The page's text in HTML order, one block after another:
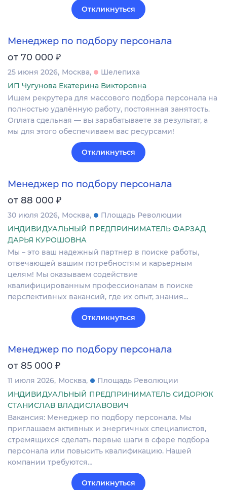
Откликнуться
Менеджер по подбору персонала
от 70 000 ₽
25 июня 2026 Москва
Шелепиха
ИП Чугунова Екатерина Викторовна
Ищем рекрутера для массового подбора персонала на
полностью удалённую работу, постоянная занятость.
Оплата сдельная — вы зарабатываете за результат, а
мы для этого обеспечиваем вас ресурсами!
Откликнуться
Менеджер по подбору персонала
от 88 000 ₽
30 июля 2026 Москва
Площадь Революции
ИНДИВИДУАЛЬНЫЙ ПРЕДПРИНИМАТЕЛЬ ФАРЗАД
ДАРЬЯ КУРОШОВНА
Мы – это ваш надежный партнер в поиске работы,
отвечающей вашим потребностям и карьерным
целям! Мы оказываем содействие
квалифицированным профессионалам в поиске
перспективных вакансий, где их опыт, знания…
Откликнуться
Менеджер по подбору персонала
от 85 000 ₽
11 июля 2026 Москва
Площадь Революции
ИНДИВИДУАЛЬНЫЙ ПРЕДПРИНИМАТЕЛЬ СИДОРЮК
СТАНИСЛАВ ВЛАДИСЛАВОВИЧ
Вакансия: Менеджер по подбору персонала. Мы
приглашаем активных и энергичных специалистов,
стремящихся сделать первые шаги в сфере подбора
персонала или повысить квалификацию. Нашей
компании требуются…
Откликнуться